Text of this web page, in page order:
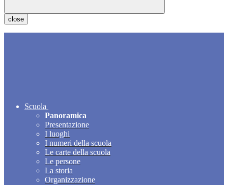
close
Scuola
Panoramica
Presentazione
I luoghi
I numeri della scuola
Le carte della scuola
Le persone
La storia
Organizzazione